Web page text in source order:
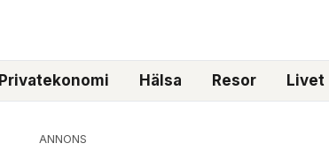
Privatekonomi Hälsa Resor Livet
ANNONS